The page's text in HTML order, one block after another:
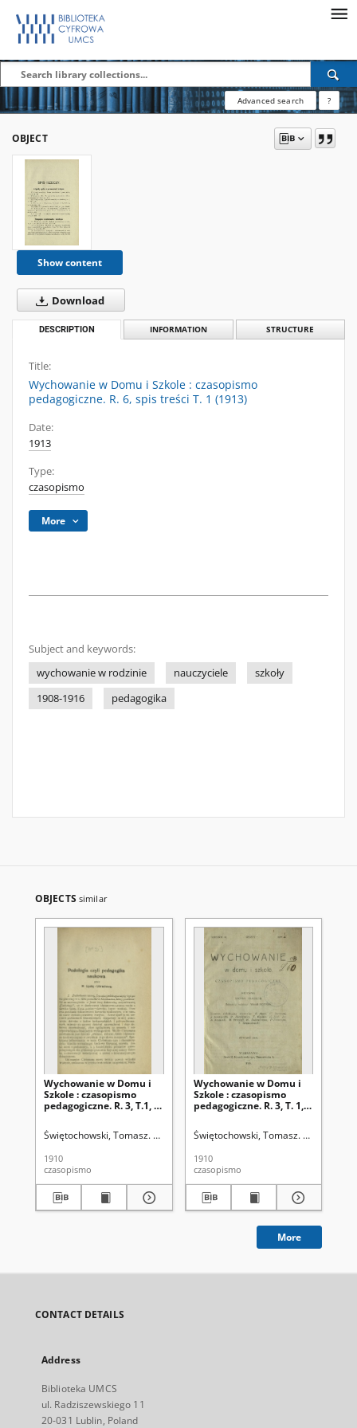
Advanced search ?
OBJECT
Show content
Download
DESCRIPTION INFORMATION STRUCTURE
Title:
Wychowanie w Domu i Szkole : czasopismo
pedagogiczne. R. 6, spis treści T. 1 (1913)
Date:
1913
Type:
czasopismo
More
Subject and keywords:
wychowanie w rodzinie
nauczyciele
szkoły
1908-1916
pedagogika
OBJECTS similar
Wychowanie w Domu i
Szkole : czasopismo
pedagogiczne. R. 3, T.1, z.
Świętochowski, Tomasz. Red.
1910
czasopismo
Wychowanie w Domu i
Szkole : czasopismo
pedagogiczne. R. 3, T. 1, z.
Świętochowski, Tomasz. Red.
1910
czasopismo
More
CONTACT DETAILS
Address
Biblioteka UMCS
ul. Radziszewskiego 11
20-031 Lublin, Poland